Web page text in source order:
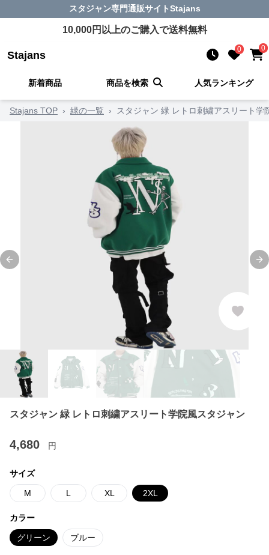
スタジャン専門通販サイトStajans
10,000円以上のご購入で送料無料
Stajans 0 0
新着商品 商品を検索 人気ランキング
Stajans TOP › 緑の一覧 › スタジャン 緑 レトロ刺繍アスリート学
Previous slide
スタジャン 緑 レトロ刺繍アスリート学院風スタジャン
4,680 円
サイズ
M L XL 2XL
カラー
グリーン ブルー